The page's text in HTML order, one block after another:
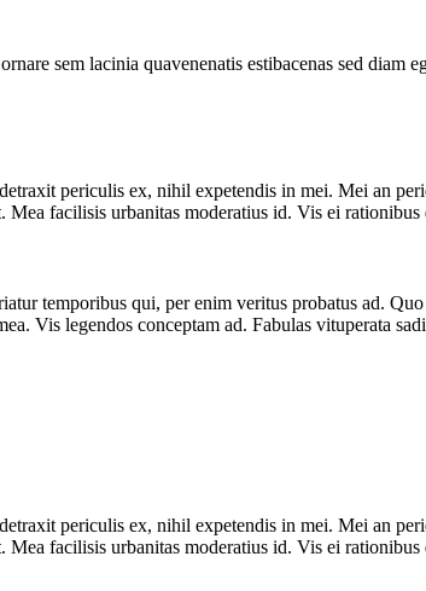
sem lacinia quavenenatis estibacenas sed diam
periculis ex, nihil expetendis in mei. Mei an
Mea facilisis urbanitas moderatius id. Vis ei
temporibus qui, per enim veritus probatus ad.
Vis legendos conceptam ad. Fabulas vituperata
periculis ex, nihil expetendis in mei. Mei an
Mea facilisis urbanitas moderatius id. Vis ei